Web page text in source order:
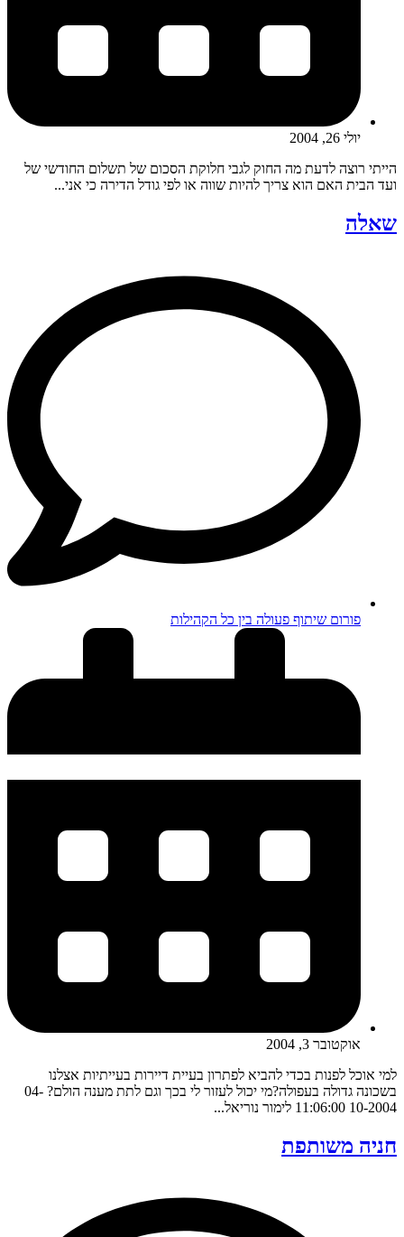
יולי 26, 2004
הייתי רוצה לדעת מה החוק לגבי חלוקת הסכום של תשלום החודשי של
ועד הבית האם הוא צריך להיות שווה או לפי גודל הדירה כי אני...
שאלה
פורום שיתוף פעולה בין כל הקהילות
אוקטובר 3, 2004
למי אוכל לפנות בכדי להביא לפתרון בעיית דיירות בעייתיות אצלנו
בשכונה גדולה בעפולה?מי יכול לעזור לי בכך וגם לתת מענה הולם? 04-
10-2004 11:06:00 לימור נוריאל...
חניה משותפת